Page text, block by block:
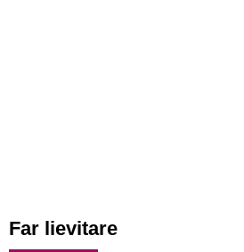
Far lievitare